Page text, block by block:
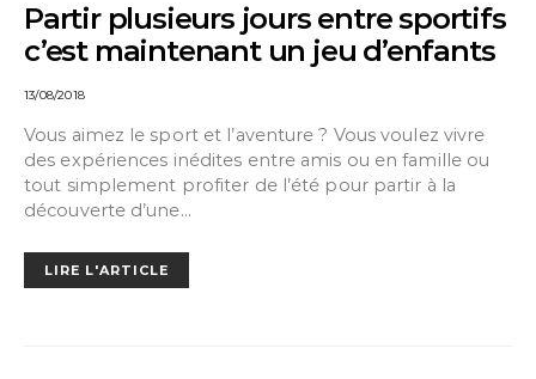
Partir plusieurs jours entre sportifs
c’est maintenant un jeu d’enfants
13/08/2018
Vous aimez le sport et l’aventure ? Vous voulez vivre
des expériences inédites entre amis ou en famille ou
tout simplement profiter de l’été pour partir à la
découverte d’une…
LIRE L'ARTICLE